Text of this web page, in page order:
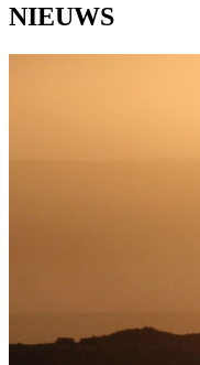
NIEUWS